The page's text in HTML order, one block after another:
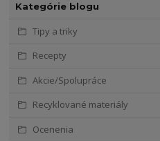
Kategórie blogu
Tipy a triky
Recepty
Akcie/Spolupráce
Recyklované materiály
Ocenenia